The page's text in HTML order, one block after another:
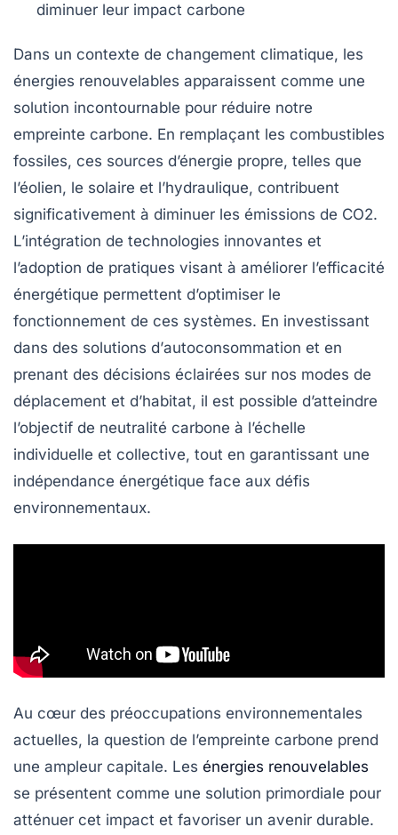
diminuer leur impact carbone
Dans un contexte de changement climatique, les
énergies renouvelables apparaissent comme une
solution incontournable pour réduire notre
empreinte carbone. En remplaçant les combustibles
fossiles, ces sources d’énergie propre, telles que
l’éolien, le solaire et l’hydraulique, contribuent
significativement à diminuer les émissions de CO2.
L’intégration de technologies innovantes et
l’adoption de pratiques visant à améliorer l’efficacité
énergétique permettent d’optimiser le
fonctionnement de ces systèmes. En investissant
dans des solutions d’autoconsommation et en
prenant des décisions éclairées sur nos modes de
déplacement et d’habitat, il est possible d’atteindre
l’objectif de neutralité carbone à l’échelle
individuelle et collective, tout en garantissant une
indépendance énergétique face aux défis
environnementaux.
Au cœur des préoccupations environnementales
actuelles, la question de l’empreinte carbone prend
une ampleur capitale. Les énergies renouvelables
se présentent comme une solution primordiale pour
atténuer cet impact et favoriser un avenir durable.